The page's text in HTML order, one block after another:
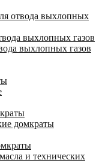
отвода выхлопных
выхлопных газов
выхлопных газов
домкраты
и технических